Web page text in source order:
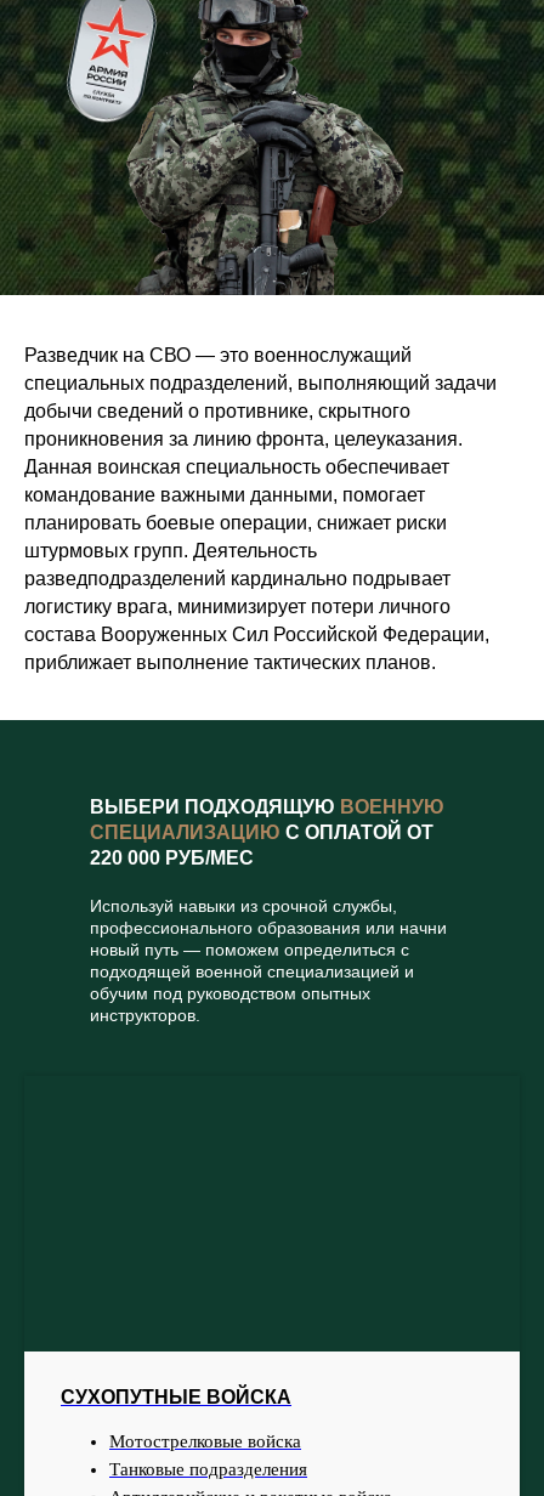
Разведчик на СВО — это военнослужащий
специальных подразделений, выполняющий задачи
добычи сведений о противнике, скрытного
проникновения за линию фронта, целеуказания.
Данная воинская специальность обеспечивает
командование важными данными, помогает
планировать боевые операции, снижает риски
штурмовых групп. Деятельность
разведподразделений кардинально подрывает
логистику врага, минимизирует потери личного
состава Вооруженных Сил Российской Федерации,
приближает выполнение тактических планов.
ВЫБЕРИ ПОДХОДЯЩУЮ ВОЕННУЮ
СПЕЦИАЛИЗАЦИЮ С ОПЛАТОЙ ОТ
220 000 РУБ/МЕС
Используй навыки из срочной службы,
профессионального образования или начни
новый путь — поможем определиться с
подходящей военной специализацией и
обучим под руководством опытных
инструкторов.
СУХОПУТНЫЕ ВОЙСКА
Мотострелковые войска
Танковые подразделения